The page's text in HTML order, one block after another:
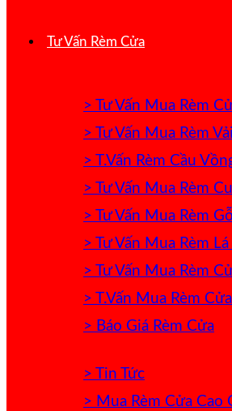
Tư Vấn Rèm Cửa
> Tư Vấn Mua Rèm
> Tư Vấn Mua Rèm Vải
> T.Vấn Rèm Cầu
> Tư Vấn Mua Rèm
> Tư Vấn Mua Rèm Gỗ
> Tư Vấn Mua Rèm
> Tư Vấn Mua Rèm
> T.Vấn Mua Rèm
> Báo Giá Rèm Cửa
> Tin Tức
> Mua Rèm Cửa Cao